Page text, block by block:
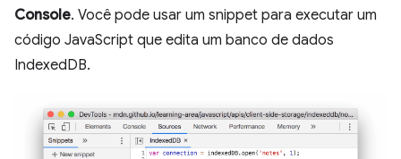
Console. Você pode usar um snippet para executar um
código JavaScript que edita um banco de dados
IndexedDB.